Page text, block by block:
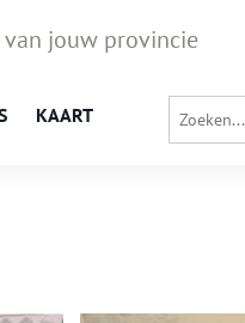
van jouw provincie
KAART